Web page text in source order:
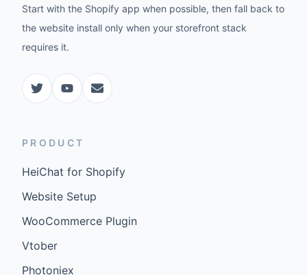
Start with the Shopify app when possible, then fall back to
the website install only when your storefront stack
requires it.
PRODUCT
HeiChat for Shopify
Website Setup
WooCommerce Plugin
Vtober
Photoniex